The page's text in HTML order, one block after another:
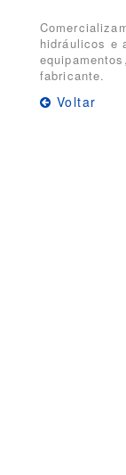
hidráulicos e
fabricante.
Voltar